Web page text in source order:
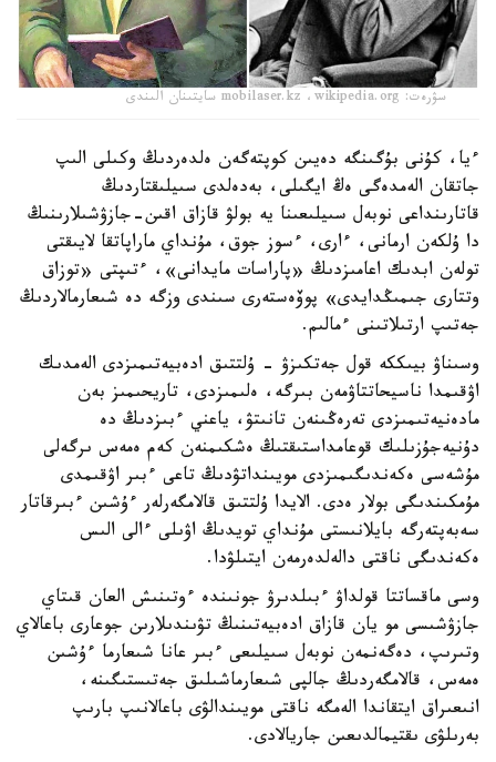
سۋرەت: mobilaser.kz ،wikipedia.org سايتىنان الىندى
ءيا، كۇنى بۇگىنگە دەيىن كوپتەگەن ەلدەردىڭ وكىلى الىپ
جاتقان الەمدەگى ەڭ ايگىلى، بەدەلدى سىيلىقتاردىڭ
قاتارىنداعى نوبەل سىيلىعىنا يە بولۋ قازاق اقىن-جازۋشىلارىنىڭ
دا ۇلكەن ارمانى، ءارى، ءسوز جوق، مۇنداي ماراپاتقا لايىقتى
تولەن ابدىك اعامىزدىڭ «پاراسات مايدانى»، ءتىپتى «توزاق
وتتارى جىمىڭدايدى» پوۆەستەرى سىندى وزگە دە شىعارمالاردىڭ
جەتىپ ارتىلاتىنى ءمالىم.
وسىناۋ بيىككە قول جەتكىزۋ - ۇلتتىق ادەبيەتىمىزدى الەمدىك
اۋقىمدا ناسيحاتتاۋمەن بىرگە، ەلىمىزدى، تاريحىمىز بەن
مادەنيەتىمىزدى تەرەڭىنەن تانىتۋ، ياعني ءبىزدىڭ دە
دۇنيەجۇزىلىك قوعامداستىقتىڭ ەشكىمنەن كەم ەمەس ىرگەلى
مۇشەسى ەكەندىگىمىزدى مويىنداتۋدىڭ تاعى ءبىر اۋقىمدى
مۇمكىندىگى بولار ەدى. الايدا ۇلتتىق قالامگەرلەر ءۇشىن ءبىرقاتار
سەبەپتەرگە بايلانىستى مۇنداي تويدىڭ اۋىلى ءالى الىس
ەكەندىگى ناقتى دالەلدەرمەن ايتىلۋدا.
وسى ماقساتتا قولداۋ ءبىلدىرۋ جونىندە ءوتىنىش العان قىتاي
جازۋشىسى مو يان قازاق ادەبيەتىنىڭ تۋىندىلارىن جوعارى باعالاي
وتىرىپ، دەگەنمەن نوبەل سىيلىعى ءبىر عانا شىعارما ءۇشىن
ەمەس، قالامگەردىڭ جالپى شىعارماشىلىق جەتىستىگىنە،
انىعىراق ايتقاندا الەمگە ناقتى مويىندالۋى باعالانىپ بارىپ
بەرىلۋى ىقتيمالدىعىن جاريالادى.